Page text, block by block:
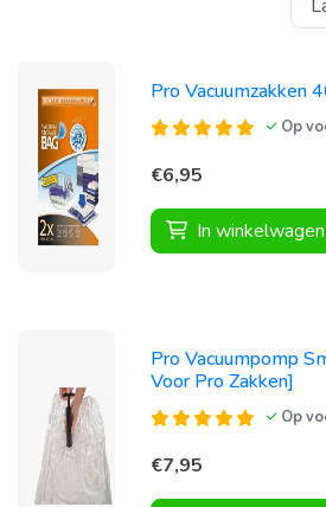
Pro Vacuumzakken
Op
€6,95
In winkelwagen
Pro Vacuumpomp
Voor Pro Zakken]
Op
€7,95